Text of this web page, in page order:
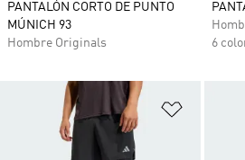
PANTALÓN CORTO DE PUNTO
MÚNICH 93
Hombre Originals
6
Añadir a